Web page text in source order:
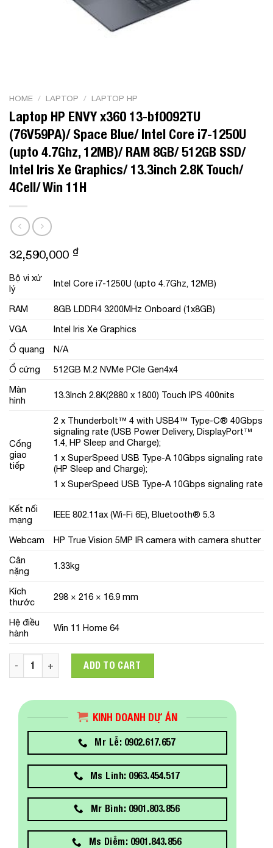
HOME / LAPTOP / LAPTOP HP
Laptop HP ENVY x360 13-bf0092TU
(76V59PA)/ Space Blue/ Intel Core i7-1250U
(upto 4.7Ghz, 12MB)/ RAM 8GB/ 512GB SSD/
Intel Iris Xe Graphics/ 13.3inch 2.8K Touch/
4Cell/ Win 11H
32,590,000 ₫
Bộ vi xử
lý
Intel Core i7-1250U (upto 4.7Ghz, 12MB)
RAM
8GB LDDR4 3200MHz Onboard (1x8GB)
VGA
Intel Iris Xe Graphics
Ổ quang
N/A
Ổ cứng
512GB M.2 NVMe PCIe Gen4x4
Màn
hình
13.3Inch 2.8K(2880 x 1800) Touch IPS 400nits
Cổng
giao
tiếp
2 x Thunderbolt™ 4 with USB4™ Type-C® 40Gbps
signaling rate (USB Power Delivery, DisplayPort™
1.4, HP Sleep and Charge);
1 x SuperSpeed USB Type-A 10Gbps signaling rate
(HP Sleep and Charge);
1 x SuperSpeed USB Type-A 10Gbps signaling rate
Kết nối
mạng
IEEE 802.11ax (Wi-Fi 6E), Bluetooth® 5.3
Webcam
HP True Vision 5MP IR camera with camera shutter
Cân
nặng
1.33kg
Kích
thước
298 × 216 × 16.9 mm
Hệ điều
hành
Win 11 Home 64
Laptop HP ENVY x360 13-bf0092TU (76V59PA)/ Space
ADD TO CART
KINH DOANH DỰ ÁN
Mr Lễ: 0902.617.657
Ms Linh: 0963.454.517
Mr Bình: 0901.803.856
Ms Diễm: 0901.843.856